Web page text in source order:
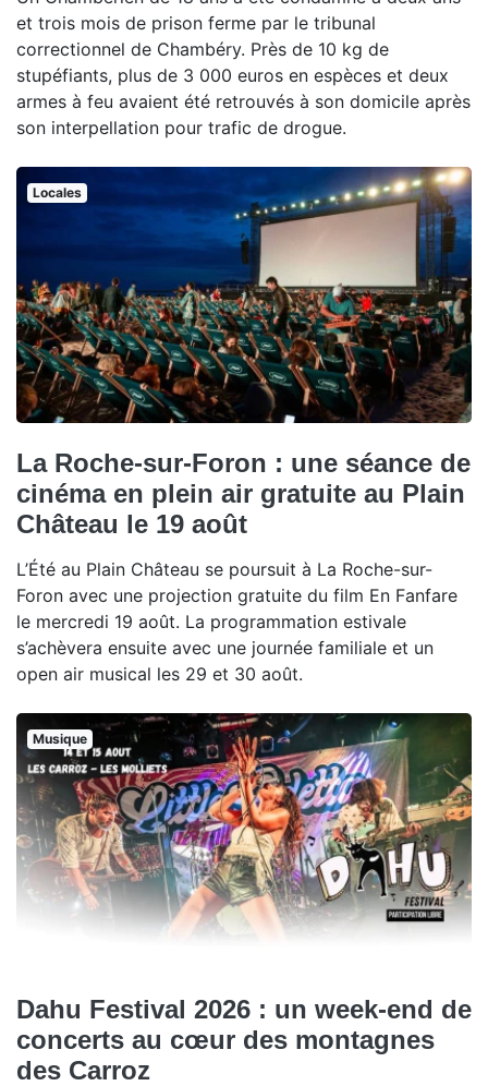
et trois mois de prison ferme par le tribunal
correctionnel de Chambéry. Près de 10 kg de
stupéfiants, plus de 3 000 euros en espèces et deux
armes à feu avaient été retrouvés à son domicile après
son interpellation pour trafic de drogue.
Locales
La Roche-sur-Foron : une séance de
cinéma en plein air gratuite au Plain
Château le 19 août
L’Été au Plain Château se poursuit à La Roche-sur-
Foron avec une projection gratuite du film En Fanfare
le mercredi 19 août. La programmation estivale
s’achèvera ensuite avec une journée familiale et un
open air musical les 29 et 30 août.
Musique
Dahu Festival 2026 : un week-end de
concerts au cœur des montagnes
des Carroz